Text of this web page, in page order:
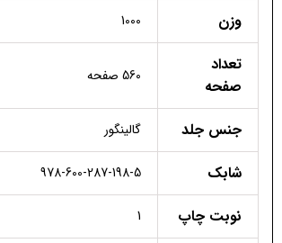
وزن 1000
تعداد
صفحه
560 صفحه
جنس جلد گالینگور
شابک 978-600-287-198-5
نوبت چاپ 1